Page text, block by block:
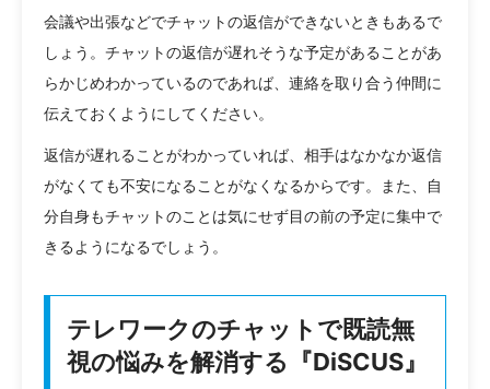
会議や出張などでチャットの返信ができないときもあるで
しょう。チャットの返信が遅れそうな予定があることがあ
らかじめわかっているのであれば、連絡を取り合う仲間に
伝えておくようにしてください。
返信が遅れることがわかっていれば、相手はなかなか返信
がなくても不安になることがなくなるからです。また、自
分自身もチャットのことは気にせず目の前の予定に集中で
きるようになるでしょう。
テレワークのチャットで既読無
視の悩みを解消する『DiSCUS』